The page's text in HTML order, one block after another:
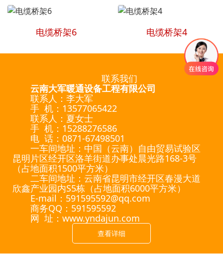
电缆桥架6 电缆桥架4
联系我们
云南大军暖通设备工程有限公司
联系人：李大军
手 机：13577065422
联系人：夏女士
手 机：15288276586
电 话：0871-67498501
一车间地址：中国（云南）自由贸易试验区
昆明片区经开区洛羊街道办事处晨光路168-3号
（占地面积1500平方米）
二车间地址：云南省昆明市经开区春漫大道
欣鑫产业园内S5栋（占地面积6000平方米）
E-mail：591595592@qq.com
商务QQ：591595592
网 址：www.yndajun.com
查看详细